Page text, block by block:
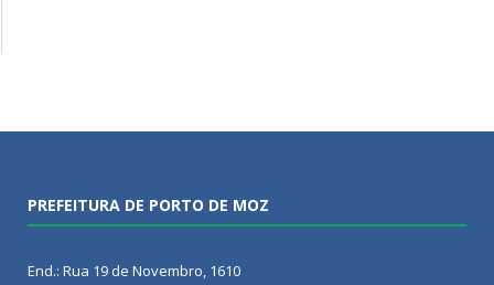
PREFEITURA DE PORTO DE MOZ
End.: Rua 19 de Novembro, 1610